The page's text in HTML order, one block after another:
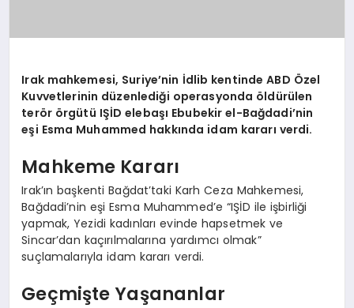
Irak mahkemesi, Suriye’nin İdlib kentinde ABD Özel
Kuvvetlerinin düzenlediği operasyonda öldürülen
terör örgütü IŞİD elebaşı Ebubekir el-Bağdadi’nin
eşi Esma Muhammed hakkında idam kararı verdi.
Mahkeme Kararı
Irak’ın başkenti Bağdat’taki Karh Ceza Mahkemesi,
Bağdadi’nin eşi Esma Muhammed’e “IŞİD ile işbirliği
yapmak, Yezidi kadınları evinde hapsetmek ve
Sincar’dan kaçırılmalarına yardımcı olmak”
suçlamalarıyla idam kararı verdi.
Geçmişte Yaşananlar